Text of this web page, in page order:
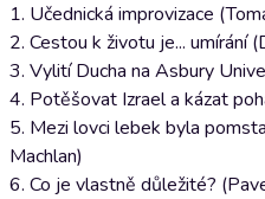
1. Učednická improvizace
2. Cestou k životu je... umírání
3. Vylití Ducha na Asbury
4. Potěšovat Izrael a kázat
5. Mezi lovci lebek byla
Machlan)
6. Co je vlastně důležité?